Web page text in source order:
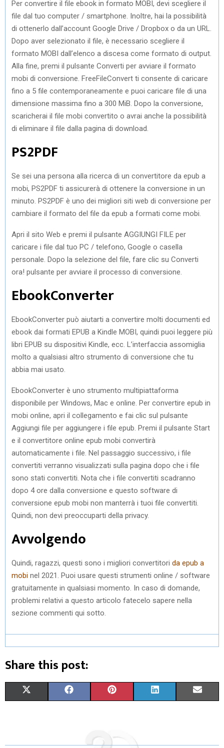
Per convertire il file ebook in formato MOBI, devi scegliere il
file dal tuo computer / smartphone. Inoltre, hai la possibilità
di ottenerlo dall’account Google Drive / Dropbox o da un URL.
Dopo aver selezionato il file, è necessario scegliere il
formato MOBI dall’elenco a discesa come formato di output.
Alla fine, premi il pulsante Converti per avviare il formato
mobi di conversione. FreeFileConvert ti consente di caricare
fino a 5 file contemporaneamente e puoi caricare file di una
dimensione massima fino a 300 MiB. Dopo la conversione,
scaricherai il file mobi convertito o avrai anche la possibilità
di eliminare il file dalla pagina di download.
PS2PDF
Se sei una persona alla ricerca di un convertitore da epub a
mobi, PS2PDF ti assicurerà di ottenere la conversione in un
minuto. PS2PDF è uno dei migliori siti web di conversione per
cambiare il formato del file da epub a formati come mobi.
Apri il sito Web e premi il pulsante AGGIUNGI FILE per
caricare i file dal tuo PC / telefono, Google o casella
personale. Dopo la selezione del file, fare clic su Converti
ora! pulsante per avviare il processo di conversione.
EbookConverter
EbookConverter può aiutarti a convertire molti documenti ed
ebook dai formati EPUB a Kindle MOBI, quindi puoi leggere più
libri EPUB su dispositivi Kindle, ecc. L’interfaccia assomiglia
molto a qualsiasi altro strumento di conversione che tu
abbia mai usato.
EbookConverter è uno strumento multipiattaforma
disponibile per Windows, Mac e online. Per convertire epub in
mobi online, apri il collegamento e fai clic sul pulsante
Aggiungi file per aggiungere i file epub. Premi il pulsante Start
e il convertitore online epub mobi convertirà
automaticamente i file. Nel passaggio successivo, i file
convertiti verranno visualizzati sulla pagina dopo che i file
sono stati convertiti. Nota che i file convertiti scadranno
dopo 4 ore dalla conversione e questo software di
conversione epub mobi non manterrà i tuoi file convertiti.
Quindi, non devi preoccuparti della privacy.
Avvolgendo
Quindi, ragazzi, questi sono i migliori convertitori da epub a
mobi nel 2021. Puoi usare questi strumenti online / software
gratuitamente in qualsiasi momento. In caso di domande,
problemi relativi a questo articolo fatecelo sapere nella
sezione commenti qui sotto.
Share this post:
R
W R
E R
T R
K R
I